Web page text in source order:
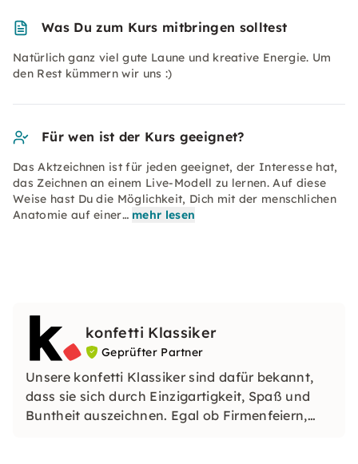
Was Du zum Kurs mitbringen solltest
Natürlich ganz viel gute Laune und kreative Energie. Um
den Rest kümmern wir uns :)
Für wen ist der Kurs geeignet?
Das Aktzeichnen ist für jeden geeignet, der Interesse hat,
das Zeichnen an einem Live-Modell zu lernen. Auf diese
Weise hast Du die Möglichkeit, Dich mit der menschlichen
Anatomie auf einer… mehr lesen
konfetti Klassiker
Geprüfter Partner
Unsere konfetti Klassiker sind dafür bekannt,
dass sie sich durch Einzigartigkeit, Spaß und
Buntheit auszeichnen. Egal ob Firmenfeiern,